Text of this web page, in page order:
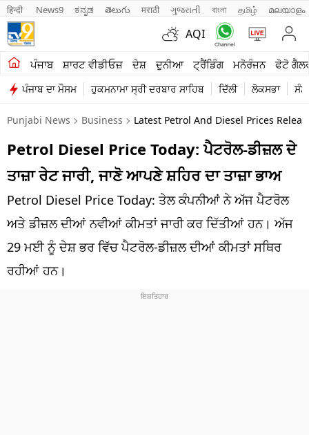
हिन्दी News9 ಕನ್ನಡ తెలుగు मराठी ગુજરાતી বাংলা தமிழ் മലയാളം
AQI
ਪੰਜਾਬ ਸ਼ਾਰਟ ਵੀਡੀਓਜ਼ ਦੇਸ਼ ਦੁਨੀਆ ਟ੍ਰੈਂਡਿੰਗ ਮਨੋਰੰਜਨ ਫੋਟੋ
ਪੰਜਾਬ ਦਾ ਮੌਸਮ ਹੁਕਮਨਾਮਾ ਸ੍ਰੀ ਦਰਬਾਰ ਸਾਹਿਬ ਦਿੱਲੀ ਲੋਕਸਭਾ
ਖੇਤੀਬਾੜੀ
ਸ਼ਾਰਟ ਵੀਡੀਓਜ਼
ਕਾਰੋਬਾਰ
ਕਰਿਅਰ
ਦੇਸ਼
ਲਾਈਫ ਸਟਾਈਲ
Punjabi News Business Latest Petrol And Diesel Prices
Petrol Diesel Price Today: ਪੈਟਰੋਲ-ਡੀਜ਼ਲ ਦੇ
ਤਾਜ਼ਾ ਰੇਟ ਜਾਰੀ, ਜਾਣੋ ਆਪਣੇ ਸ਼ਹਿਰ ਦਾ ਤਾਜ਼ਾ ਭਾਅ
Petrol Diesel Price Today: ਤੇਲ ਕੰਪਨੀਆਂ ਨੇ ਅੱਜ ਪੈਟਰੋਲ
ਅਤੇ ਡੀਜ਼ਲ ਦੀਆਂ ਨਵੀਆਂ ਕੀਮਤਾਂ ਜਾਰੀ ਕਰ ਦਿੱਤੀਆਂ ਹਨ। ਅੱਜ
29 ਮਈ ਨੂੰ ਦੇਸ਼ ਭਰ ਵਿੱਚ ਪੈਟਰੋਲ-ਡੀਜ਼ਲ ਦੀਆਂ ਕੀਮਤਾਂ ਸਥਿਰ
ਰਹੀਆਂ ਹਨ।